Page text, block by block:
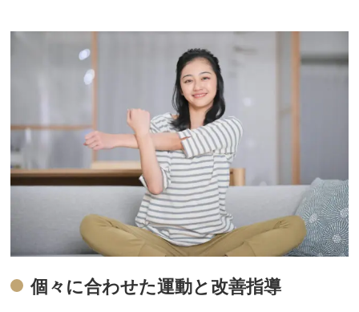
個々に合わせた運動と改善指導